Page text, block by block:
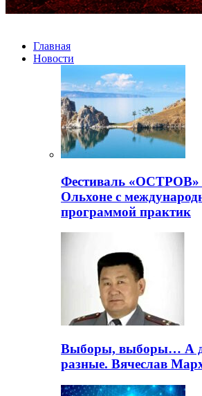
Главная
Новости
Фестиваль «ОСТРОВ»
Ольхоне с
программой практик
Выборы, выборы… А
разные. Вячеслав